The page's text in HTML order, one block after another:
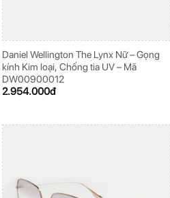
Daniel Wellington The Lynx Nữ – Gọng
kính Kim loại, Chống tia UV – Mã
DW00900012
2.954.000đ